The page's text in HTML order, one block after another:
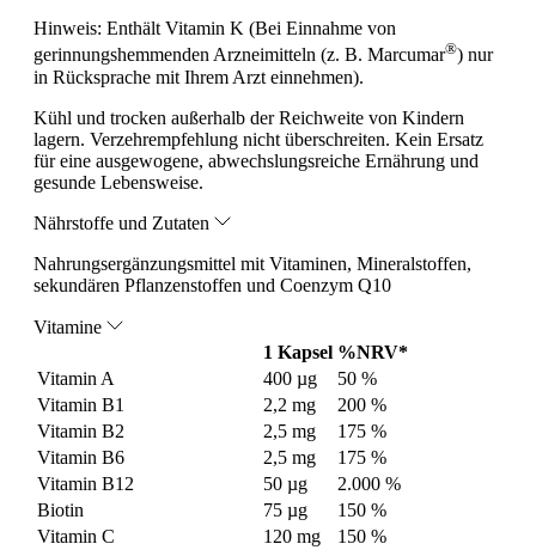
Hinweis: Enthält Vitamin K (Bei Einnahme von
gerinnungshemmenden Arzneimitteln (z. B. Marcumar®) nur
in Rücksprache mit Ihrem Arzt einnehmen).
Kühl und trocken außerhalb der Reichweite von Kindern
lagern. Verzehrempfehlung nicht überschreiten. Kein Ersatz
für eine ausgewogene, abwechslungsreiche Ernährung und
gesunde Lebensweise.
Nährstoffe und Zutaten
Nahrungsergänzungsmittel mit Vitaminen, Mineralstoffen,
sekundären Pflanzenstoffen und Coenzym Q10
Vitamine
1 Kapsel %NRV*
Vitamin A
400 µg
50 %
Vitamin B1
2,2 mg
200 %
Vitamin B2
2,5 mg
175 %
Vitamin B6
2,5 mg
175 %
Vitamin B12
50 µg
2.000 %
Biotin
75 µg
150 %
Vitamin C
120 mg
150 %